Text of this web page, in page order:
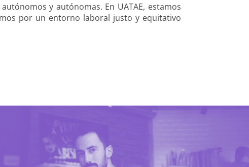
y autónomas. En UATAE, estamos
por un entorno laboral justo y equitativo